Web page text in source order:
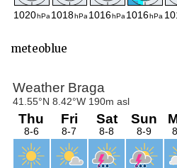
meteoblue